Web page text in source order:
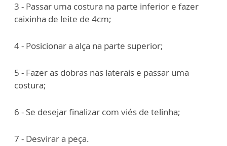
3 - Passar uma costura na parte inferior e fazer
caixinha de leite de 4cm;
4 - Posicionar a alça na parte superior;
5 - ⁠Fazer as dobras nas laterais e passar uma
costura;
6 - ⁠Se desejar finalizar com viés de telinha;
7 - ⁠Desvirar a peça.